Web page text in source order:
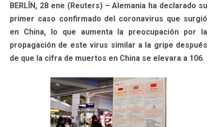
BERLÍN, 28 ene (Reuters) – Alemania ha declarado su
primer caso confirmado del coronavirus que surgió
en China, lo que aumenta la preocupación por la
propagación de este virus similar a la gripe después
de que la cifra de muertos en China se elevara a 106.